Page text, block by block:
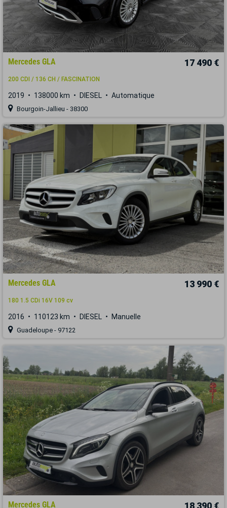
Mercedes GLA 17 490 €
200 CDI / 136 CH / FASCINATION
2019 138000 km DIESEL Automatique
Bourgoin-Jallieu - 38300
Mercedes GLA 13 990 €
180 1.5 CDi 16V 109 cv
2016 110123 km DIESEL Manuelle
Guadeloupe - 97122
Mercedes GLA 18 390 €